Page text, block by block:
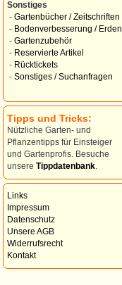
Sonstiges
- Gartenbücher / Zeitschriften
- Bodenverbesserung / Erden
- Gartenzubehör
- Reservierte Artikel
- Rücktickets
- Sonstiges / Suchanfragen
Tipps und Tricks:
Nützliche Garten- und
Pflanzentipps für Einsteiger
und Gartenprofis. Besuche
unsere Tippdatenbank
Links
Impressum
Datenschutz
Unsere AGB
Widerrufsrecht
Kontakt